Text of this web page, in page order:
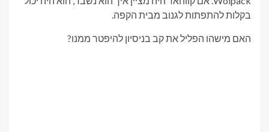
בקלות להתפתות לגנוב מבית הקפה.
האם מישהו הפליל את קב בניסיון להיפטר ממנו?